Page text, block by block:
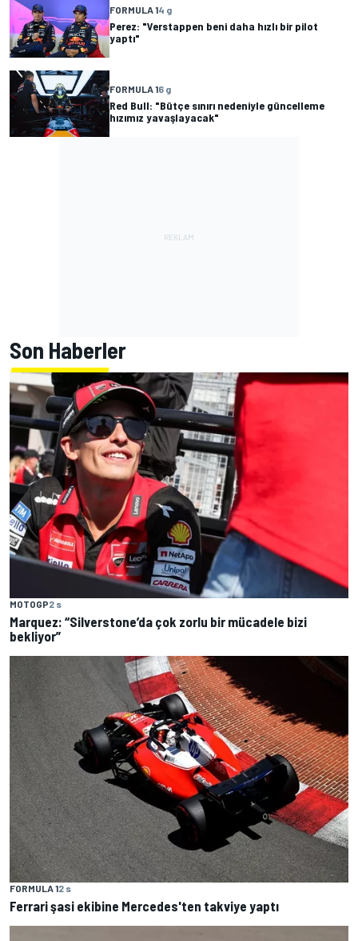
FORMULA 14 g
Perez: "Verstappen beni daha hızlı bir pilot
yaptı"
FORMULA 16 g
Red Bull: "Bütçe sınırı nedeniyle güncelleme
hızımız yavaşlayacak"
Son Haberler
MOTOGP2 s
Marquez: “Silverstone’da çok zorlu bir mücadele bizi
bekliyor”
FORMULA 12 s
Ferrari şasi ekibine Mercedes'ten takviye yaptı